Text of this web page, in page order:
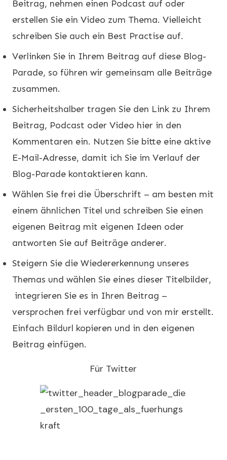
Beitrag, nehmen einen Podcast auf oder
erstellen Sie ein Video zum Thema. Vielleicht
schreiben Sie auch ein Best Practise auf.
Verlinken Sie in Ihrem Beitrag auf diese Blog-
Parade, so führen wir gemeinsam alle Beiträge
zusammen.
Sicherheitshalber tragen Sie den Link zu Ihrem
Beitrag, Podcast oder Video hier in den
Kommentaren ein. Nutzen Sie bitte eine aktive
E-Mail-Adresse, damit ich Sie im Verlauf der
Blog-Parade kontaktieren kann.
Wählen Sie frei die Überschrift – am besten mit
einem ähnlichen Titel und schreiben Sie einen
eigenen Beitrag mit eigenen Ideen oder
antworten Sie auf Beiträge anderer.
Steigern Sie die Wiedererkennung unseres
Themas und wählen Sie eines dieser Titelbilder,
integrieren Sie es in Ihren Beitrag –
versprochen frei verfügbar und von mir erstellt.
Einfach Bildurl kopieren und in den eigenen
Beitrag einfügen.
Für Twitter